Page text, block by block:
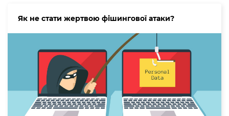
Як не стати жертвою фішингової атаки?